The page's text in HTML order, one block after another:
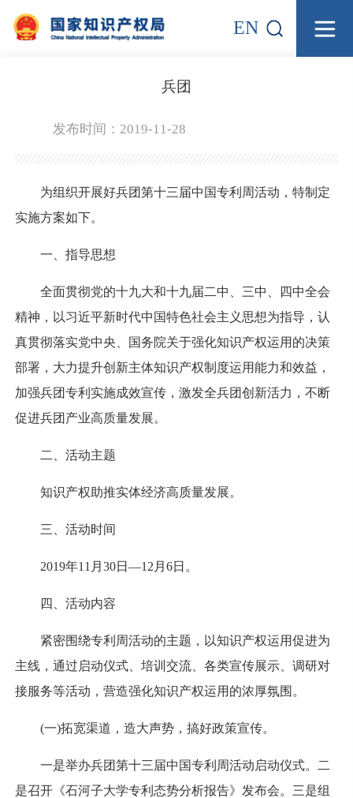
EN
兵团
发布时间：2019-11-28
为组织开展好兵团第十三届中国专利周活动，特制定
实施方案如下。
一、指导思想
全面贯彻党的十九大和十九届二中、三中、四中全会
精神，以习近平新时代中国特色社会主义思想为指导，认
真贯彻落实党中央、国务院关于强化知识产权运用的决策
部署，大力提升创新主体知识产权制度运用能力和效益，
加强兵团专利实施成效宣传，激发全兵团创新活力，不断
促进兵团产业高质量发展。
二、活动主题
知识产权助推实体经济高质量发展。
三、活动时间
2019年11月30日—12月6日。
四、活动内容
紧密围绕专利周活动的主题，以知识产权运用促进为
主线，通过启动仪式、培训交流、各类宣传展示、调研对
接服务等活动，营造强化知识产权运用的浓厚氛围。
(一)拓宽渠道，造大声势，搞好政策宣传。
一是举办兵团第十三届中国专利周活动启动仪式。二
是召开《石河子大学专利态势分析报告》发布会。三是组